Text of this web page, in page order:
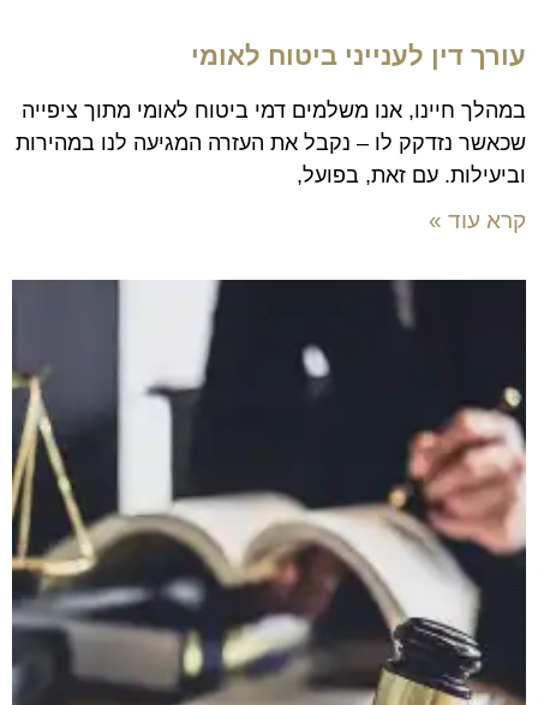
עורך דין לענייני ביטוח לאומי
במהלך חיינו, אנו משלמים דמי ביטוח לאומי מתוך ציפייה
שכאשר נזדקק לו – נקבל את העזרה המגיעה לנו במהירות
וביעילות. עם זאת, בפועל,
קרא עוד »